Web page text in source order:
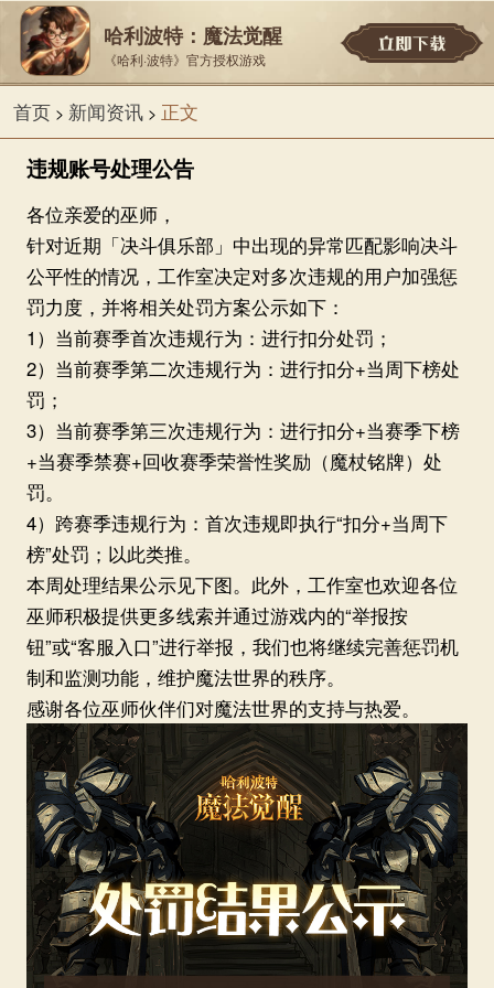
哈利波特：魔法觉醒
《哈利·波特》官方授权游戏
首页 > 新闻资讯 > 正文
违规账号处理公告
各位亲爱的巫师，
针对近期「决斗俱乐部」中出现的异常匹配影响决斗
公平性的情况，工作室决定对多次违规的用户加强惩
罚力度，并将相关处罚方案公示如下：
1）当前赛季首次违规行为：进行扣分处罚；
2）当前赛季第二次违规行为：进行扣分+当周下榜处
罚；
3）当前赛季第三次违规行为：进行扣分+当赛季下榜
+当赛季禁赛+回收赛季荣誉性奖励（魔杖铭牌）处
罚。
4）跨赛季违规行为：首次违规即执行“扣分+当周下
榜”处罚；以此类推。
本周处理结果公示见下图。此外，工作室也欢迎各位
巫师积极提供更多线索并通过游戏内的“举报按
钮”或“客服入口”进行举报，我们也将继续完善惩罚机
制和监测功能，维护魔法世界的秩序。
感谢各位巫师伙伴们对魔法世界的支持与热爱。